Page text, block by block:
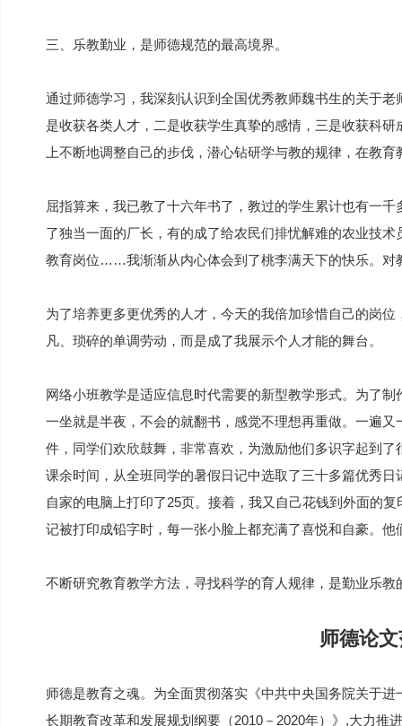
三、乐教勤业，是师德规范的最高境界。
通过师德学习，我深刻认识到全国优秀教师魏书生的关于
是收获各类人才，二是收获学生真挚的感情，三是收获科
上不断地调整自己的步伐，潜心钻研学与教的规律，在教
屈指算来，我已教了十六年书了，教过的学生累计也有一
了独当一面的厂长，有的成了给农民们排忧解难的农业技
教育岗位……我渐渐从内心体会到了桃李满天下的快乐。对
为了培养更多更优秀的人才，今天的我倍加珍惜自己的岗
凡、琐碎的单调劳动，而是成了我展示个人才能的舞台。
网络小班教学是适应信息时代需要的新型教学形式。为了
一坐就是半夜，不会的就翻书，感觉不理想再重做。一遍
件，同学们欢欣鼓舞，非常喜欢，为激励他们多识字起到
课余时间，从全班同学的暑假日记中选取了三十多篇优秀
自家的电脑上打印了25页。接着，我又自己花钱到外面的
记被打印成铅字时，每一张小脸上都充满了喜悦和自豪。
不断研究教育教学方法，寻找科学的育人规律，是勤业乐教
师德论
师德是教育之魂。为全面贯彻落实《中共中央国务院关于
长期教育改革和发展规划纲要（2010－2020年）》,大力推